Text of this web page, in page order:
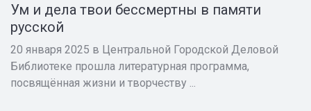
Ум и дела твои бессмертны в памяти
русской
20 января 2025 в Центральной Городской Деловой
Библиотеке прошла литературная программа,
посвящённая жизни и творчеству ...